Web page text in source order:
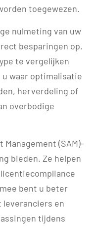
toegewezen.
nulmeting van uw
besparingen op.
te vergelijken
waar optimalisatie
herverdeling of
overbodige
(SAM)-
bieden. Ze helpen
bent u beter
en
tijdens